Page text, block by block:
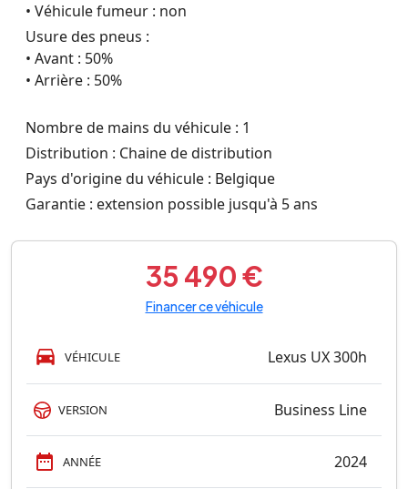
• Véhicule fumeur : non
Usure des pneus :
• Avant : 50%
• Arrière : 50%
Nombre de mains du véhicule : 1
Distribution : Chaine de distribution
Pays d'origine du véhicule : Belgique
Garantie : extension possible jusqu'à 5 ans
35 490 €
Financer ce véhicule
VÉHICULE Lexus UX 300h
VERSION Business Line
ANNÉE 2024